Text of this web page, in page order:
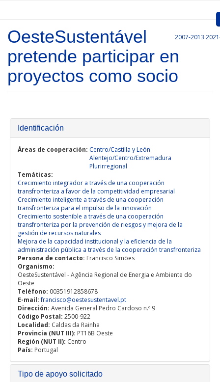
Presentación
Convocatorias
Comunicación
Documentos
Gestión de Proyectos
Enlaces
2007-2013
OesteSustentável
pretende participar en
proyectos como socio
Identificación
Áreas de cooperación: Centro/Castilla y León
Alentejo/Centro/Extremadura
Plurirregional
Temáticas:
Crecimiento integrador a través de una cooperación
transfronteriza a favor de la competitividad empresarial
Crecimiento inteligente a través de una cooperación
transfronteriza para el impulso de la innovación
Crecimiento sostenible a través de una cooperación
transfronteriza por la prevención de riesgos y mejora de la
gestión de recursos naturales
Mejora de la capacidad institucional y la eficiencia de la
administración pública a través de la cooperación transfronteriza
Persona de contacto: Francisco Simões
Organismo:
OesteSustentável - Agência Regional de Energia e Ambiente do
Oeste
Teléfono: 00351912858678
E-mail:francisco@oestesustentavel.pt
Dirección: Avenida General Pedro Cardoso n.º 9
Código Postal: 2500-922
Localidad: Caldas da Rainha
Provincia (NUT III): PT16B Oeste
Región (NUT II): Centro
País: Portugal
Tipo de apoyo solicitado